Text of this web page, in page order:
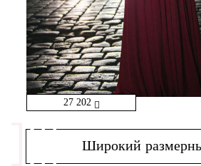
27 202
Широкий